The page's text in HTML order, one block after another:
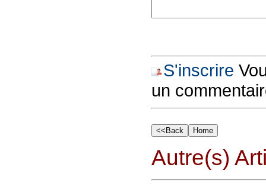
S'inscrire
un
Autre(s)